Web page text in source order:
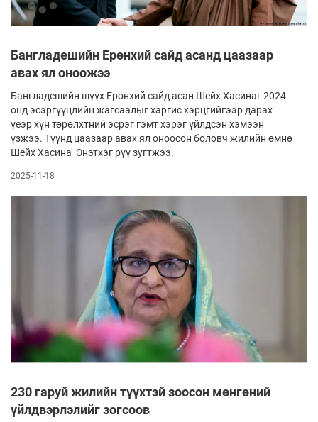
Бангладешийн Ерөнхий сайд асанд цаазаар
авах ял оноожээ
Бангладешийн шүүх Ерөнхий сайд асан Шейх Хасинаг 2024
онд эсэргүүцлийн жагсаалыг харгис хэрцгийгээр дарах
үеэр хүн төрөлхтний эсрэг гэмт хэрэг үйлдсэн хэмээн
үзжээ. Түүнд цаазаар авах ял оноосон боловч жилийн өмнө
Шейх Хасина Энэтхэг рүү зугтжээ.
2025-11-18
230 гаруй жилийн түүхтэй зоосон мөнгөний
үйлдвэрлэлийг зогсоов